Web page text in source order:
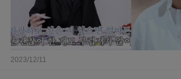
2023/12/11